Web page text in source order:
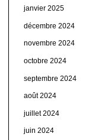
janvier 2025
décembre 2024
novembre 2024
octobre 2024
septembre 2024
août 2024
juillet 2024
juin 2024